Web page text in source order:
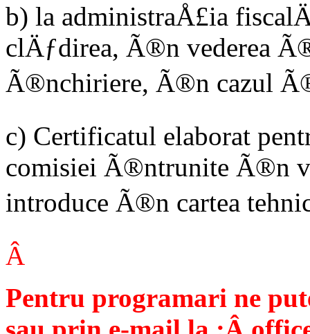
b) la administraÅ£ia
clÄƒdirea, Ã®n vederea
Ã®nchiriere, Ã®n cazul
c) Certificatul elaborat
comisiei Ã®ntrunite Ã®n
introduce Ã®n cartea
Â
Pentru programari ne